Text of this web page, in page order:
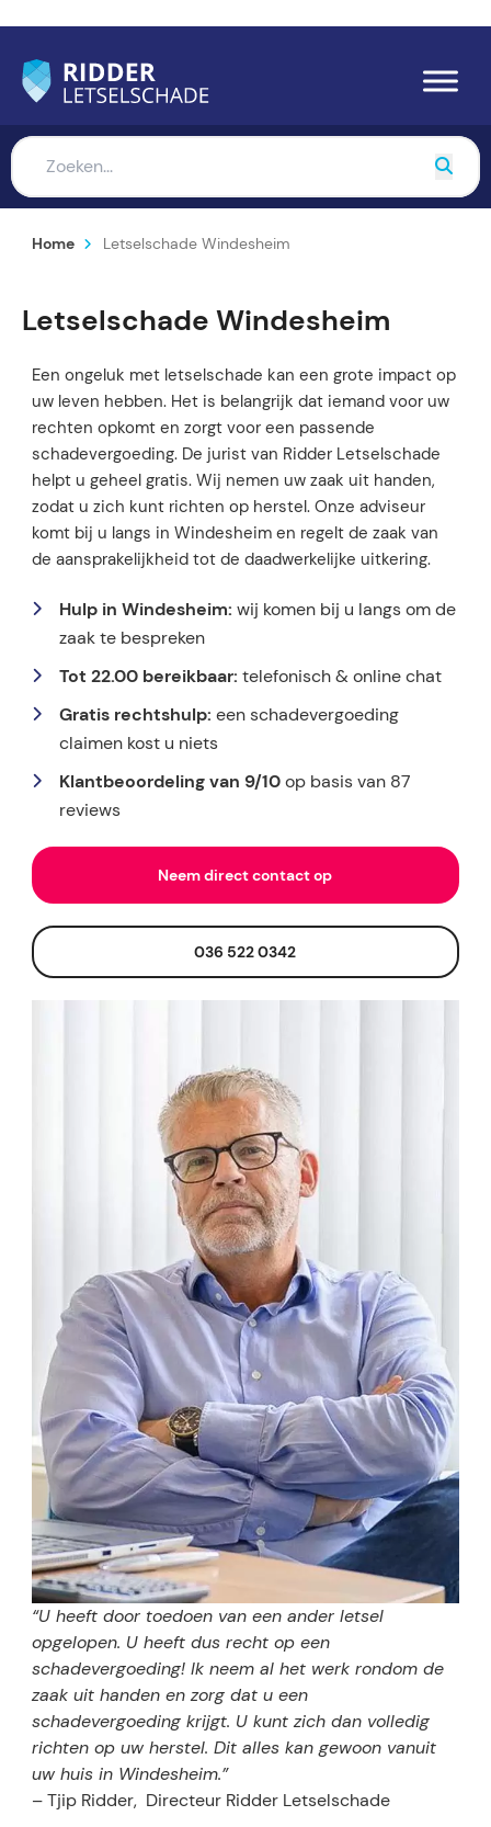
Home Letselschade Windesheim
Letselschade Windesheim
Een ongeluk met letselschade kan een grote impact op
uw leven hebben. Het is belangrijk dat iemand voor uw
rechten opkomt en zorgt voor een passende
schadevergoeding. De jurist van Ridder Letselschade
helpt u geheel gratis. Wij nemen uw zaak uit handen,
zodat u zich kunt richten op herstel. Onze adviseur
komt bij u langs in Windesheim en regelt de zaak van
de aansprakelijkheid tot de daadwerkelijke uitkering.
Hulp in Windesheim: wij komen bij u langs om de
zaak te bespreken
Tot 22.00 bereikbaar: telefonisch & online chat
Gratis rechtshulp: een schadevergoeding
claimen kost u niets
Klantbeoordeling van 9/10op basis van 87
reviews
Neem direct contact op
036 522 0342
“U heeft door toedoen van een ander letsel
opgelopen. U heeft dus recht op een
schadevergoeding! Ik neem al het werk rondom de
zaak uit handen en zorg dat u een
schadevergoeding krijgt. U kunt zich dan volledig
richten op uw herstel. Dit alles kan gewoon vanuit
uw huis in Windesheim.”
– Tjip Ridder, Directeur Ridder Letselschade